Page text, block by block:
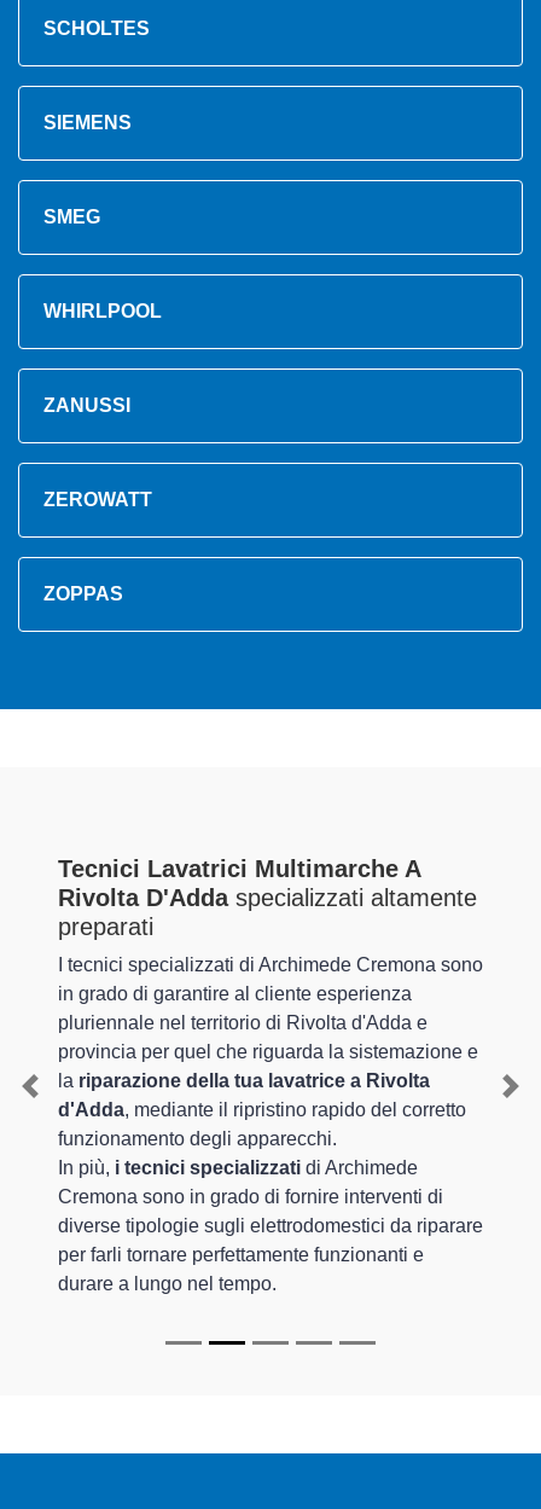
SCHOLTES
SIEMENS
SMEG
WHIRLPOOL
ZANUSSI
ZEROWATT
ZOPPAS
Tecnici Lavatrici Multimarche A
Rivolta D'Addaspecializzati altamente
preparati
I tecnici specializzati di Archimede Cremona sono
in grado di garantire al cliente esperienza
pluriennale nel territorio di Rivolta d'Adda e
provincia per quel che riguarda la sistemazione e
la riparazione della tua lavatrice a Rivolta
d'Adda, mediante il ripristino rapido del corretto
funzionamento degli apparecchi.
In più, i tecnici specializzati di Archimede
Cremona sono in grado di fornire interventi di
diverse tipologie sugli elettrodomestici da riparare
per farli tornare perfettamente funzionanti e
durare a lungo nel tempo.
Previous